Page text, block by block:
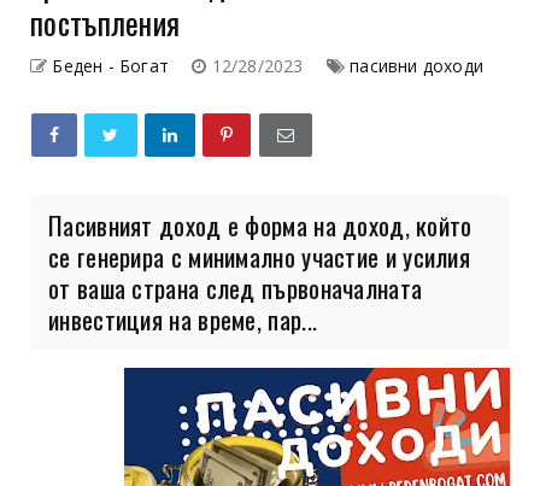
постъпления
Беден - Богат 12/28/2023 пасивни доходи
Пасивният доход е форма на доход, който
се генерира с минимално участие и усилия
от ваша страна след първоначалната
инвестиция на време, пар...